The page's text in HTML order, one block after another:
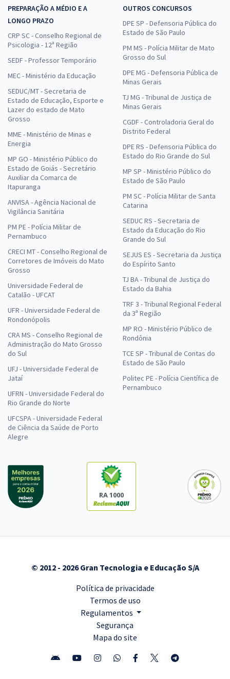
PREPARAÇÃO A MÉDIO E A
LONGO PRAZO
CRP SC - Conselho Regional de
Psicologia - 12ª Região
SEDF - Professor Temporário
MEC - Ministério da Educação
SEDUC/MT - Secretaria de
Estado de Educação, Esporte e
Lazer do estado de Mato
Grosso
MME - Ministério de Minas e
Energia
MP GO - Ministério Público do
Estado de Goiás - Secretário
Auxiliar da Comarca de
Itapuranga
ANVISA - Agência Nacional de
Vigilância Sanitária
PM PE - Polícia Militar de
Pernambuco
CRECI MT - Conselho Regional de
Corretores de Imóveis do Mato
Grosso
Universidade Federal de
Catalão - UFCAT
UFR - Universidade Federal de
Rondonópolis
CRA MS - Conselho Regional de
Administração do Mato Grosso
do Sul
UFJ - Universidade Federal de
Jataí
UFRN - Universidade Federal do
Rio Grande do Norte
UFCSPA - Universidade Federal
de Ciência da Saúde de Porto
Alegre
OUTROS CONCURSOS
DPE SP - Defensoria Pública do
Estado de São Paulo
PM MS - Polícia Militar de Mato
Grosso do Sul
DPE MG - Defensoria Pública de
Minas Gerais
TJ MG - Tribunal de Justiça de
Minas Gerais
CGDF - Controladoria Geral do
Distrito Federal
DPE RS - Defensoria Pública do
Estado do Rio Grande do Sul
MP SP - Ministério Público do
Estado de São Paulo
PM SC - Polícia Militar de Santa
Catarina
SEDUC RS - Secretaria de
Estado da Educação do Rio
Grande do Sul
SEJUS ES - Secretaria da Justiça
do Espírito Santo
TJ BA - Tribunal de Justiça do
Estado da Bahia
TRF 3 - Tribunal Regional Federal
da 3ª Região
MP RO - Ministério Público de
Rondônia
TCE SP - Tribunal de Contas do
Estado de São Paulo
Politec PE - Polícia Científica de
Pernambuco
RA 1000
© 2012 - 2026 Gran Tecnologia e Educação S/A
Política de privacidade
Termos de uso
Regulamentos
Segurança
Mapa do site